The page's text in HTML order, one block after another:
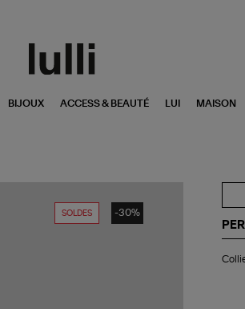
BIJOUX ACCESS & BEAUTÉ LUI MAISON
SOLDES -30%